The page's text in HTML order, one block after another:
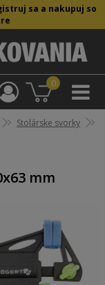
sa a nakupuj so
0
Stolárske svorky
mm